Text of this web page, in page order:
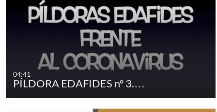
04:41
PÍLDORA EDAFIDES nº 3.…